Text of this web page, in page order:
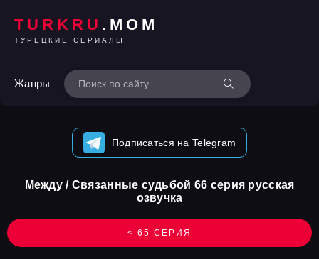
TURKRU .MOM
ТУРЕЦКИЕ СЕРИАЛЫ
Жанры
Подписаться на Telegram
< 65 СЕРИЯ
Между / Связанные судьбой 66 серия русская
озвучка